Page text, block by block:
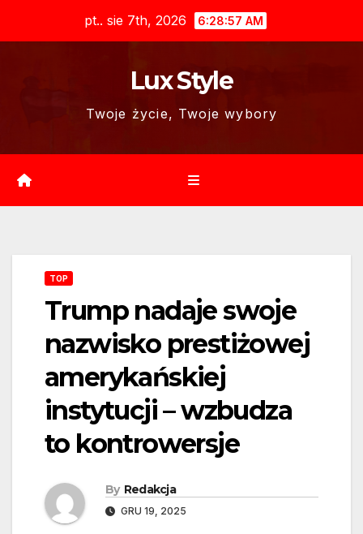
pt.. sie 7th, 2026 6:28:58 AM
Lux Style
Twoje życie, Twoje wybory
TOP
Trump nadaje swoje
nazwisko prestiżowej
amerykańskiej
instytucji – wzbudza
to kontrowersje
By Redakcja
GRU 19, 2025